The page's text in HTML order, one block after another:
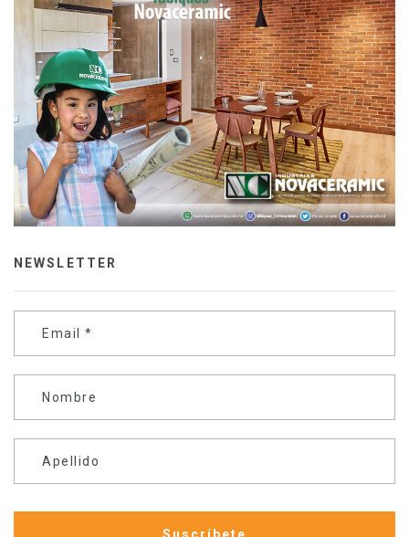
NEWSLETTER
Email *
Nombre
Apellido